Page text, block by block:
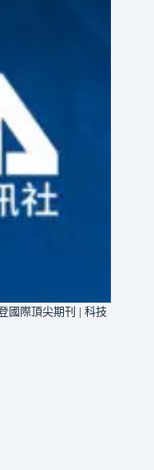
國際頂尖期刊 | 科技